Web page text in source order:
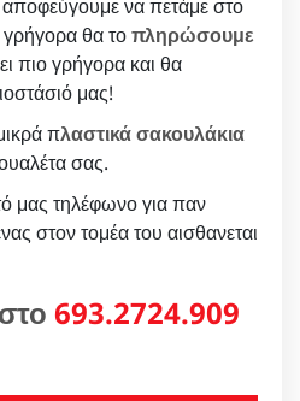
να πετάμε στο
θα τοπληρώσουμε
πιο γρήγορα και θα
μας!
πλαστικά σακουλάκια
σας.
μας τηλέφωνο για παν
στον τομέα του αισθανεται
693.2724.909